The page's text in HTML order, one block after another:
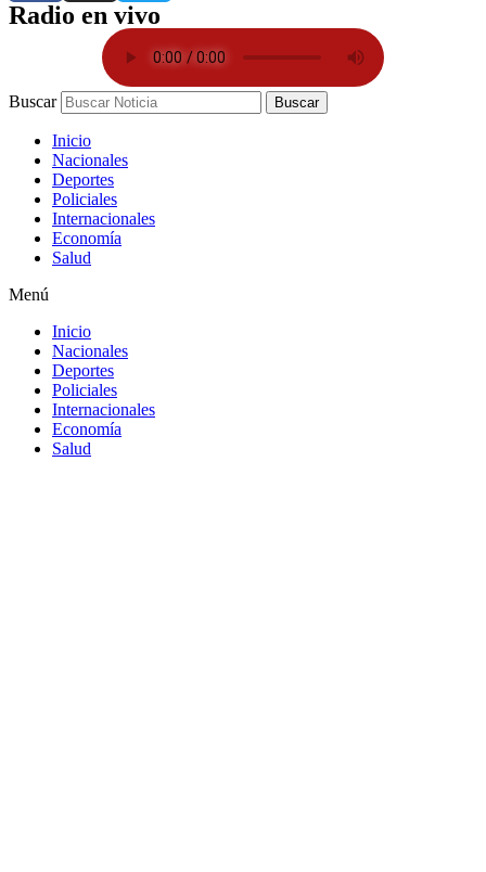
Radio en vivo
Buscar Buscar
Inicio
Nacionales
Deportes
Policiales
Internacionales
Economía
Salud
Menú
Inicio
Nacionales
Deportes
Policiales
Internacionales
Economía
Salud